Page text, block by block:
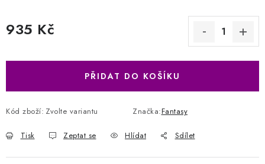
935 Kč
PŘIDAT DO KOŠÍKU
Kód zboží: Zvolte variantu Značka:Fantasy
Tisk Zeptat se Hlídat Sdílet